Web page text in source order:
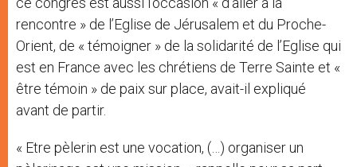
rencontre » de l’Eglise de Jérusalem et du Proche-
Orient, de « témoigner » de la solidarité de l’Eglise qui
est en France avec les chrétiens de Terre Sainte et «
être témoin » de paix sur place, avait-il expliqué
avant de partir.
« Etre pèlerin est une vocation, (…) organiser un